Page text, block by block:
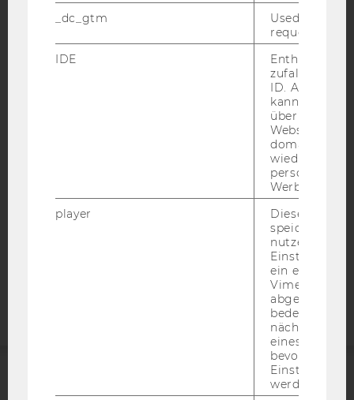
BARRIEREFREIHEITSERKLÄRUNG WEBSEITE
DATENSCHUTZERKLÄRUNG SOCIAL MEDIA
STUDIENBEWERBER*INNEN UND STUDIERENDE
Barrierefreiheitserklärung
_dc_gtm
Used to
request rate.
IDE
Enthält eine
ID. Anhand
kann Google
über
Websites
Werbung
player
Dieses Cookie
speichert
ein
Vimeo-Video
abgespielt
bedeutet,
nächsten
eines Vimeo-
bevorzugten
werden.